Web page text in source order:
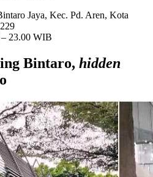
Jaya, Kec. Pd. Aren, Kota
– 23.00 WIB
Bintaro, hidden